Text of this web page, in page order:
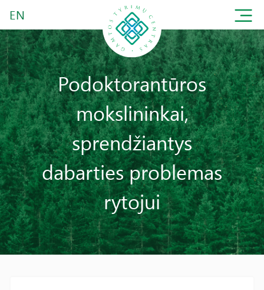
EN
Podoktorantūros
mokslininkai,
sprendžiantys
dabarties problemas
rytojui